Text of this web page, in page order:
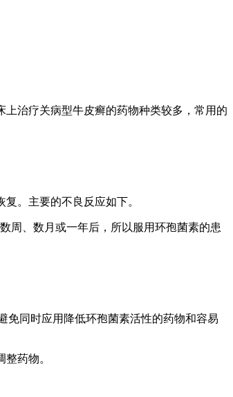
治疗关病型牛皮癣的药物种类较多，常用的
。主要的不良反应如下。
、数月或一年后，所以服用环孢菌素的患
同时应用降低环孢菌素活性的药物和容易
药物。